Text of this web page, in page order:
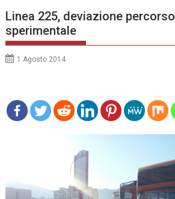
Linea 225, deviazione percorso
sperimentale
1 Agosto 2014